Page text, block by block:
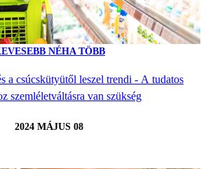
NÉHA TÖBB
a csúcskütyütől leszel trendi - A tudatos
szemléletváltásra van szükség
2024 MÁJUS 08